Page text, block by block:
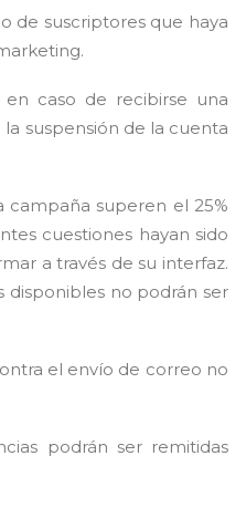
de suscriptores que haya
caso de recibirse una
suspensión de la cuenta
campaña superen el 25%
cuestiones hayan sido
a través de su interfaz.
disponibles no podrán ser
el envío de correo no
podrán ser remitidas